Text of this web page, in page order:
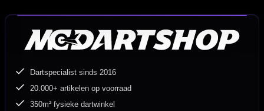
Dartspecialist sinds 2016
20.000+ artikelen op voorraad
350m² fysieke dartwinkel